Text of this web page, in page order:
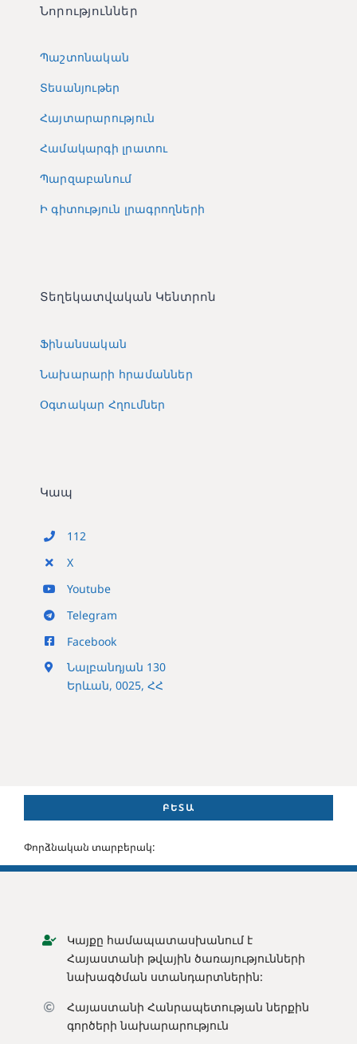
Նորություններ
Պաշտոնական
Տեսանյութեր
Հայտարարություն
Համակարգի լրատու
Պարզաբանում
Ի գիտություն լրագրողների
Տեղեկատվական Կենտրոն
Ֆինանսական
Նախարարի հրամաններ
Օգտակար Հղումներ
Կապ
112
X
Youtube
Telegram
Facebook
Նալբանդյան 130
Երևան, 0025, ՀՀ
ԲԵՏԱ
Փորձնական տարբերակ:
Կայքը համապատասխանում է
Հայաստանի թվային ծառայությունների
նախագծման ստանդարտներին:
Հայաստանի Հանրապետության ներքին
գործերի նախարարություն